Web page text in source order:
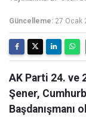
Güncelleme: 27 Ocak
AK Parti 24. ve
Şener,
Başdanışmanı